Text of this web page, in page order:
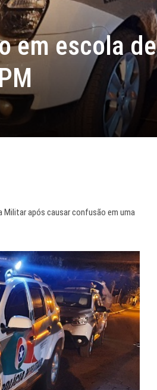
em escola de
após causar confusão em uma